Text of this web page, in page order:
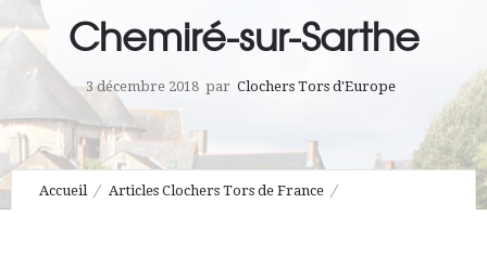
Chemiré-sur-Sarthe
3 décembre 2018 par Clochers Tors d'Europe
Accueil Articles Clochers Tors de France